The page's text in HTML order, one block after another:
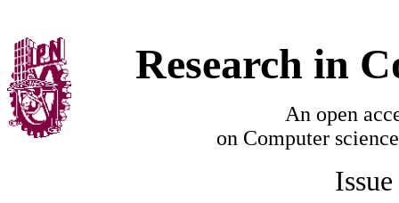
Research in
An open
on Computer